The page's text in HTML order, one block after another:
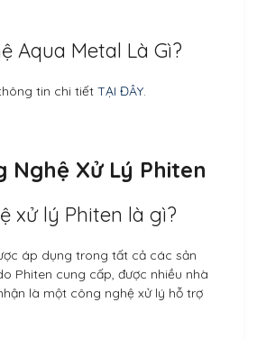
Aqua Metal Là Gì?
tin chi tiết TẠI ĐÂY.
Nghệ Xử Lý Phiten
xử lý Phiten là gì?
áp dụng trong tất cả các sản
Phiten cung cấp, được nhiều nhà
là một công nghệ xử lý hỗ trợ